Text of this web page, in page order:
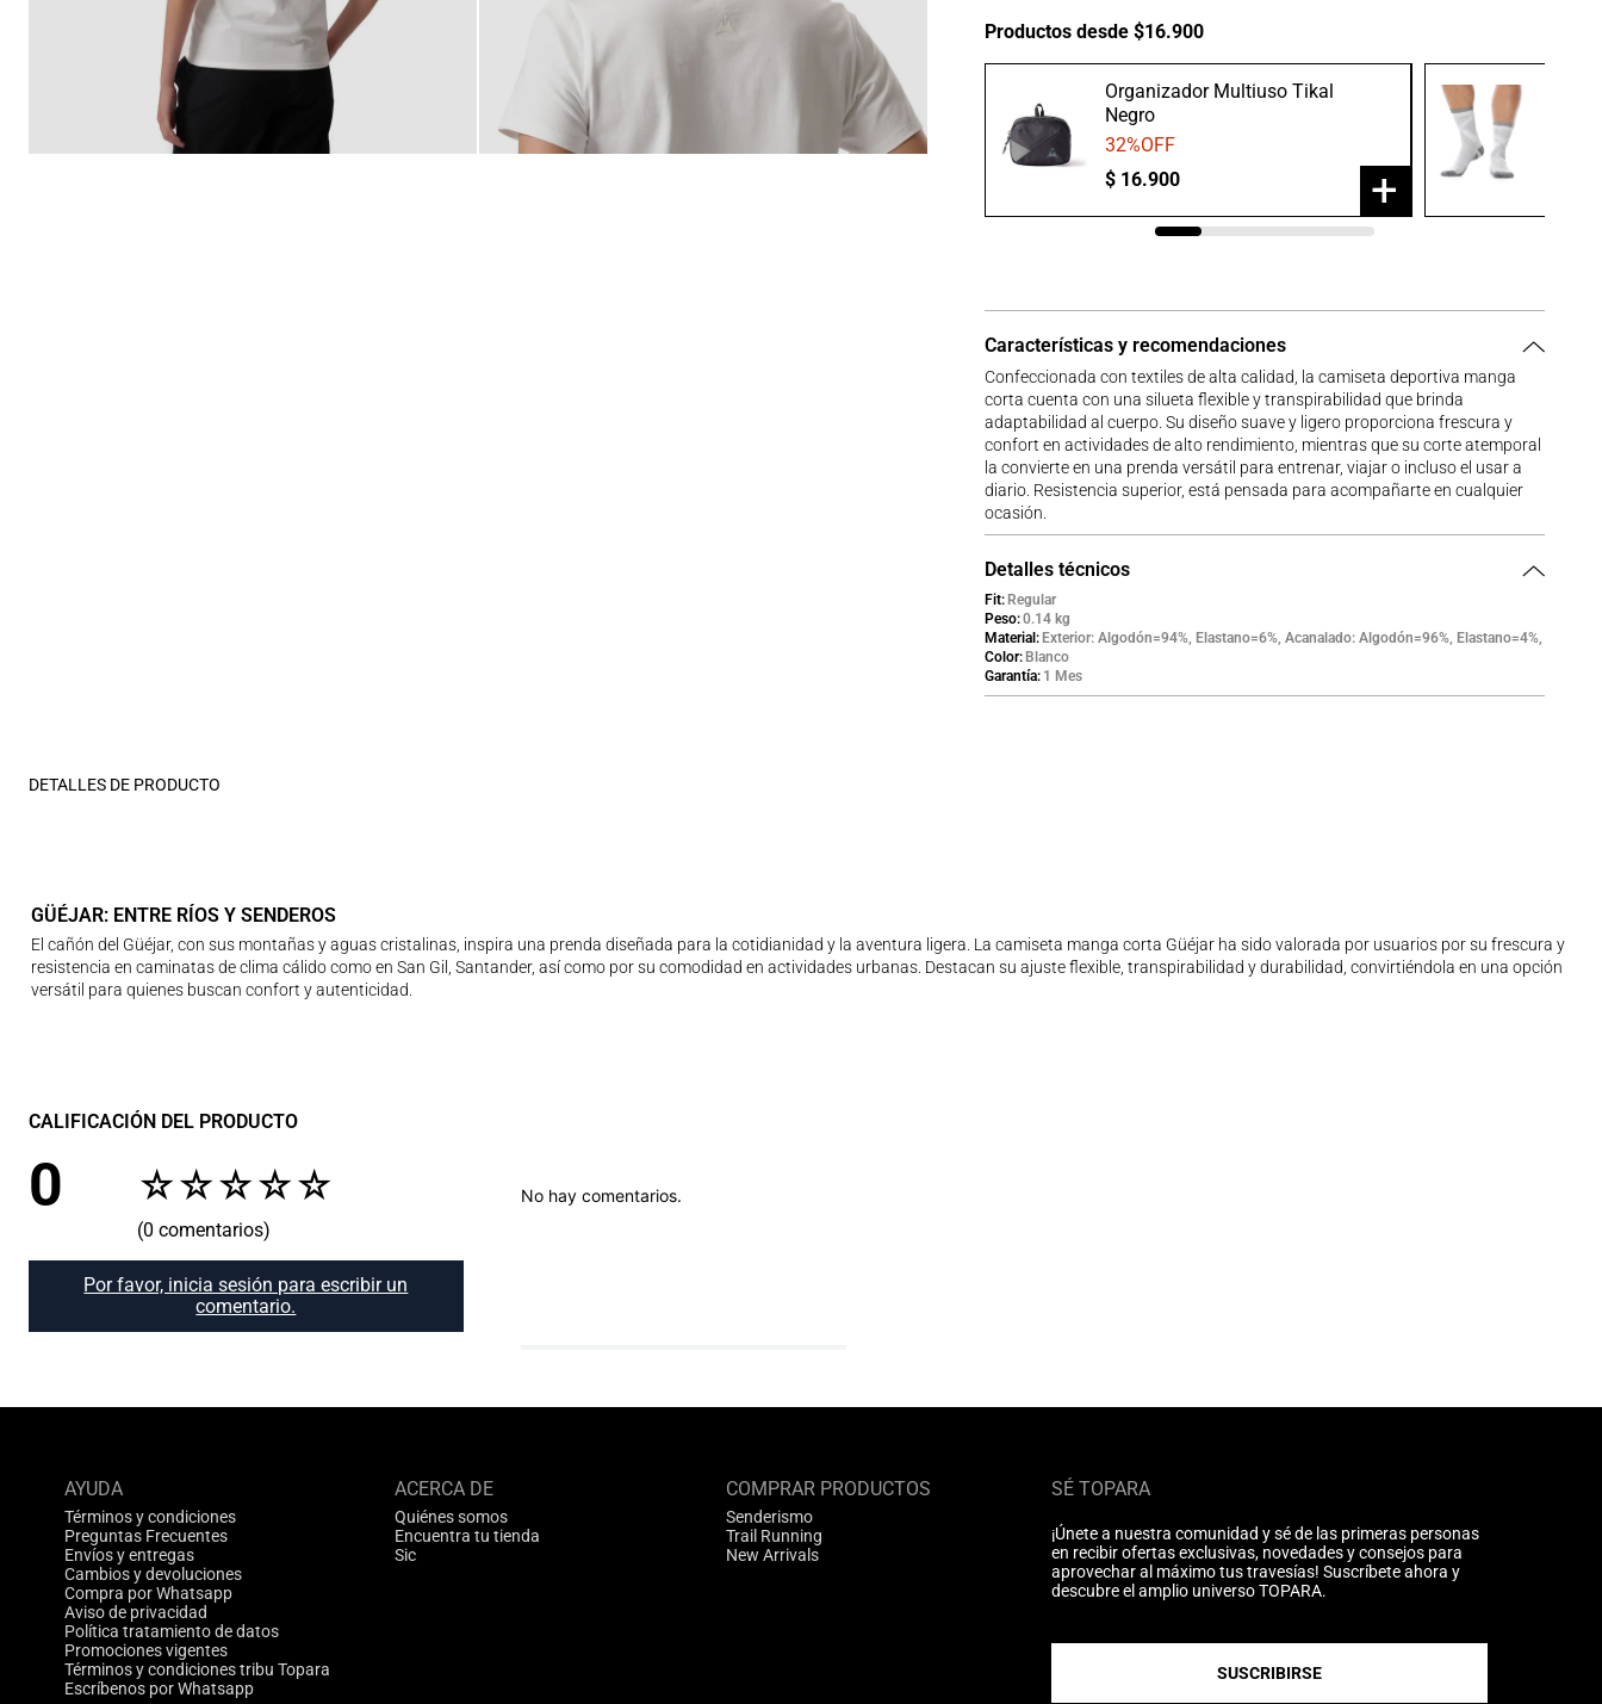
Productos desde $16.900
Organizador Multiuso Tikal
Negro
32%OFF
$ 16.900 +
Características y recomendaciones
Confeccionada con textiles de alta calidad, la camiseta deportiva manga
corta cuenta con una silueta flexible y transpirabilidad que brinda
adaptabilidad al cuerpo. Su diseño suave y ligero proporciona frescura y
confort en actividades de alto rendimiento, mientras que su corte atemporal
la convierte en una prenda versátil para entrenar, viajar o incluso el usar a
diario. Resistencia superior, está pensada para acompañarte en cualquier
ocasión.
Detalles técnicos
Fit Regular
Peso 0.14 kg
Material
Exterior: Algodón=94%, Elastano=6%, Acanalado: Algodón=96%, Elastano=4%,
Color Blanco
Garantía 1 Mes
DETALLES DE PRODUCTO
GÜÉJAR: ENTRE RÍOS Y SENDEROS
El cañón del Güéjar, con sus montañas y aguas cristalinas, inspira una prenda diseñada para la cotidianidad y la aventura ligera. La camiseta manga corta Güéjar ha sido valorada por usuarios por su frescura y
resistencia en caminatas de clima cálido como en San Gil, Santander, así como por su comodidad en actividades urbanas. Destacan su ajuste flexible, transpirabilidad y durabilidad, convirtiéndola en una opción
versátil para quienes buscan confort y autenticidad.
CALIFICACIÓN DEL PRODUCTO
☆☆☆☆☆
0
(0 comentarios)
Por favor, inicia sesión para escribir un
comentario.
No hay comentarios.
AYUDA
Términos y condiciones
Preguntas Frecuentes
Envíos y entregas
Cambios y devoluciones
Compra por Whatsapp
Aviso de privacidad
Política tratamiento de datos
Promociones vigentes
Términos y condiciones tribu Topara
Escríbenos por Whatsapp
ACERCA DE
Quiénes somos
Encuentra tu tienda
Sic
COMPRAR PRODUCTOS
Senderismo
Trail Running
New Arrivals
SÉ TOPARA
¡Únete a nuestra comunidad y sé de las primeras personas
en recibir ofertas exclusivas, novedades y consejos para
aprovechar al máximo tus travesías! Suscríbete ahora y
descubre el amplio universo TOPARA.
SUSCRIBIRSE